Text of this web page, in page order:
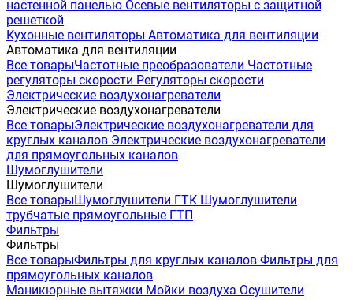
настенной панелью Осевые вентиляторы с защитной
решеткой
Кухонные вентиляторы Автоматика для вентиляции
Автоматика для вентиляции
Все товарыЧастотные преобразователи Частотные
регуляторы скорости Регуляторы скорости
Электрические воздухонагреватели
Электрические воздухонагреватели
Все товарыЭлектрические воздухонагреватели для
круглых каналов Электрические воздухонагреватели
для прямоугольных каналов
Шумоглушители
Шумоглушители
Все товарыШумоглушители ГТК Шумоглушители
трубчатые прямоугольные ГТП
Фильтры
Фильтры
Все товарыФильтры для круглых каналов Фильтры для
прямоугольных каналов
Маникюрные вытяжки Мойки воздуха Осушители